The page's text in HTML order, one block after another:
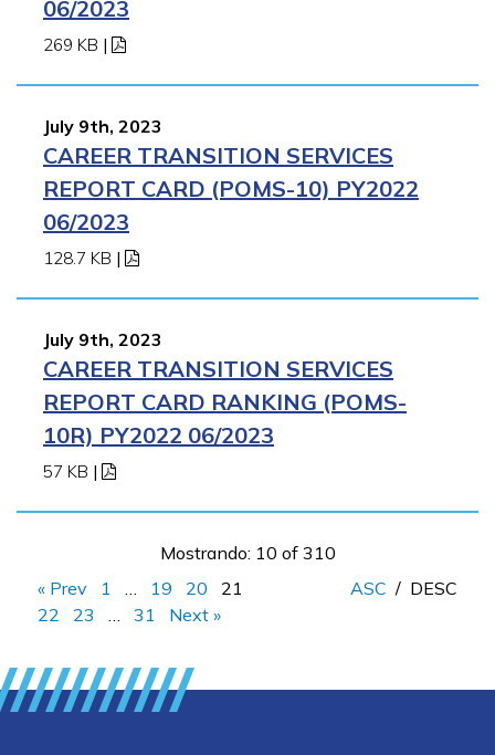
06/2023
269 KB |
July 9th, 2023
CAREER TRANSITION SERVICES
REPORT CARD (POMS-10) PY2022
06/2023
128.7 KB |
July 9th, 2023
CAREER TRANSITION SERVICES
REPORT CARD RANKING (POMS-
10R) PY2022 06/2023
57 KB |
Mostrando: 10 of 310
« Prev
1 19 20
21
22
23 31 Next »
ASC / DESC